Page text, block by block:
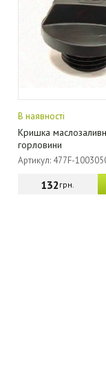
В наявності
Кришка
горловини
Артикул: 477F-
132грн.